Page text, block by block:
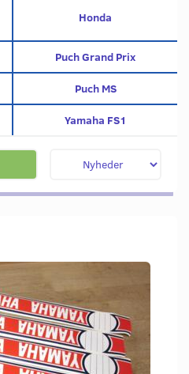
Honda
Puch Grand Prix
Puch MS
Yamaha FS1